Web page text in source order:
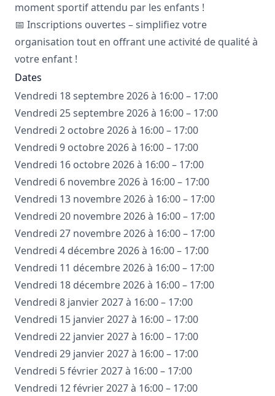
moment sportif attendu par les enfants !
📅 Inscriptions ouvertes – simplifiez votre
organisation tout en offrant une activité de qualité à
votre enfant !
Dates
Vendredi 18 septembre 2026 à 16:00 – 17:00
Vendredi 25 septembre 2026 à 16:00 – 17:00
Vendredi 2 octobre 2026 à 16:00 – 17:00
Vendredi 9 octobre 2026 à 16:00 – 17:00
Vendredi 16 octobre 2026 à 16:00 – 17:00
Vendredi 6 novembre 2026 à 16:00 – 17:00
Vendredi 13 novembre 2026 à 16:00 – 17:00
Vendredi 20 novembre 2026 à 16:00 – 17:00
Vendredi 27 novembre 2026 à 16:00 – 17:00
Vendredi 4 décembre 2026 à 16:00 – 17:00
Vendredi 11 décembre 2026 à 16:00 – 17:00
Vendredi 18 décembre 2026 à 16:00 – 17:00
Vendredi 8 janvier 2027 à 16:00 – 17:00
Vendredi 15 janvier 2027 à 16:00 – 17:00
Vendredi 22 janvier 2027 à 16:00 – 17:00
Vendredi 29 janvier 2027 à 16:00 – 17:00
Vendredi 5 février 2027 à 16:00 – 17:00
Vendredi 12 février 2027 à 16:00 – 17:00